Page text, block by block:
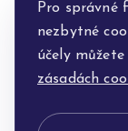
Pro správné
nezbytné
účely
zásadách
4 020